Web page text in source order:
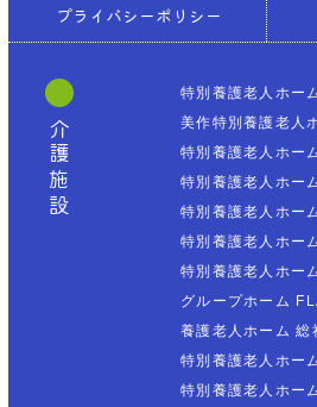
プライバシーポリシー
介護施設
特別養護老人ホー
美作特別養護老人
特別養護老人ホー
特別養護老人ホー
特別養護老人ホー
特別養護老人ホー
特別養護老人ホー
グループホーム
養護老人ホーム 総
特別養護老人ホー
特別養護老人ホー